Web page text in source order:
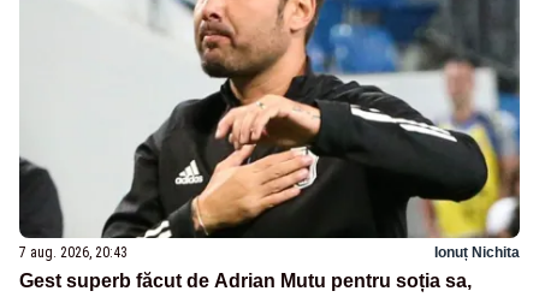
7 aug. 2026, 20:43 Ionuț Nichita
Gest superb făcut de Adrian Mutu pentru soția sa,